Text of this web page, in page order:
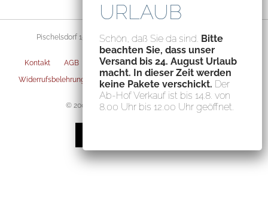
Pischelsdorf 156, 8212 Pischelsdorf, Austria – ATU70094435
Kontakt AGB Datenschutz Impressum
Versandarten
Widerrufsbelehrung
Zahlungsarten Privatsphäre-Einstellungen
© 2004-2026 Fischerauer Feinstes GmbH
Schön, daß Sie da sind. Bitte
beachten Sie, dass unser
Versand bis 24. August Urlaub
macht. In dieser Zeit werden
keine Pakete verschickt. Der
Ab-Hof Verkauf ist bis 14.8. von
8.00 Uhr bis 12.00 Uhr geöffnet.